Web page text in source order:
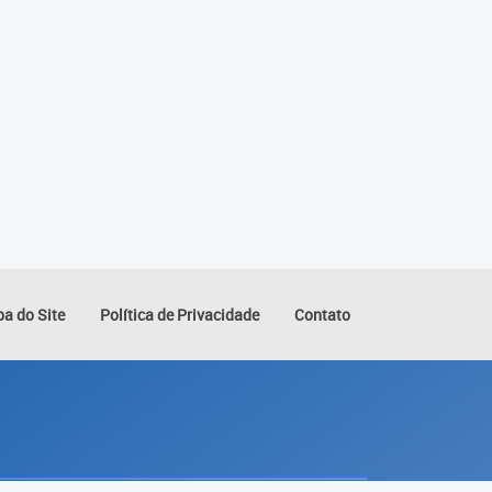
do Site Política de Privacidade Contato